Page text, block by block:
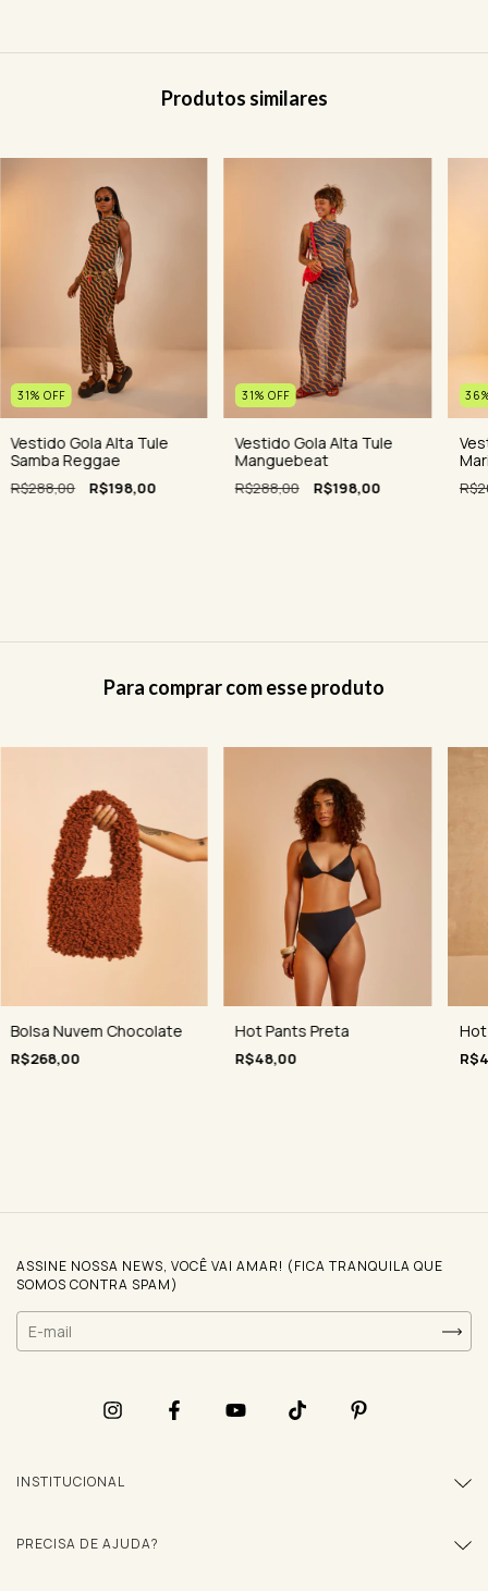
Produtos similares
31% OFF
Vestido Gola Alta Tule
Samba Reggae
R$288,00 R$198,00
31% OFF
Vestido Gola Alta Tule
Manguebeat
R$288,00 R$198,00
36
Para comprar com esse produto
Bolsa Nuvem Chocolate
R$268,00
Hot Pants Preta
R$48,00
ASSINE NOSSA NEWS, VOCÊ VAI AMAR! (FICA TRANQUILA QUE
SOMOS CONTRA SPAM)
INSTITUCIONAL
PRECISA DE AJUDA?